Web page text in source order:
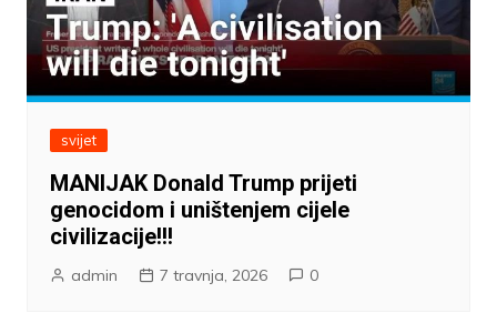
svijet
MANIJAK Donald Trump prijeti
genocidom i uništenjem cijele
civilizacije!!!
admin 7 travnja, 2026 0